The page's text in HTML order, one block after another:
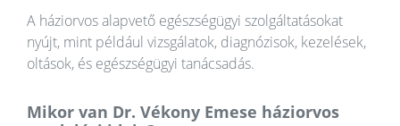
A háziorvos alapvető egészségügyi szolgáltatásokat
nyújt, mint például vizsgálatok, diagnózisok, kezelések,
oltások, és egészségügyi tanácsadás.
Mikor van Dr. Vékony Emese háziorvos